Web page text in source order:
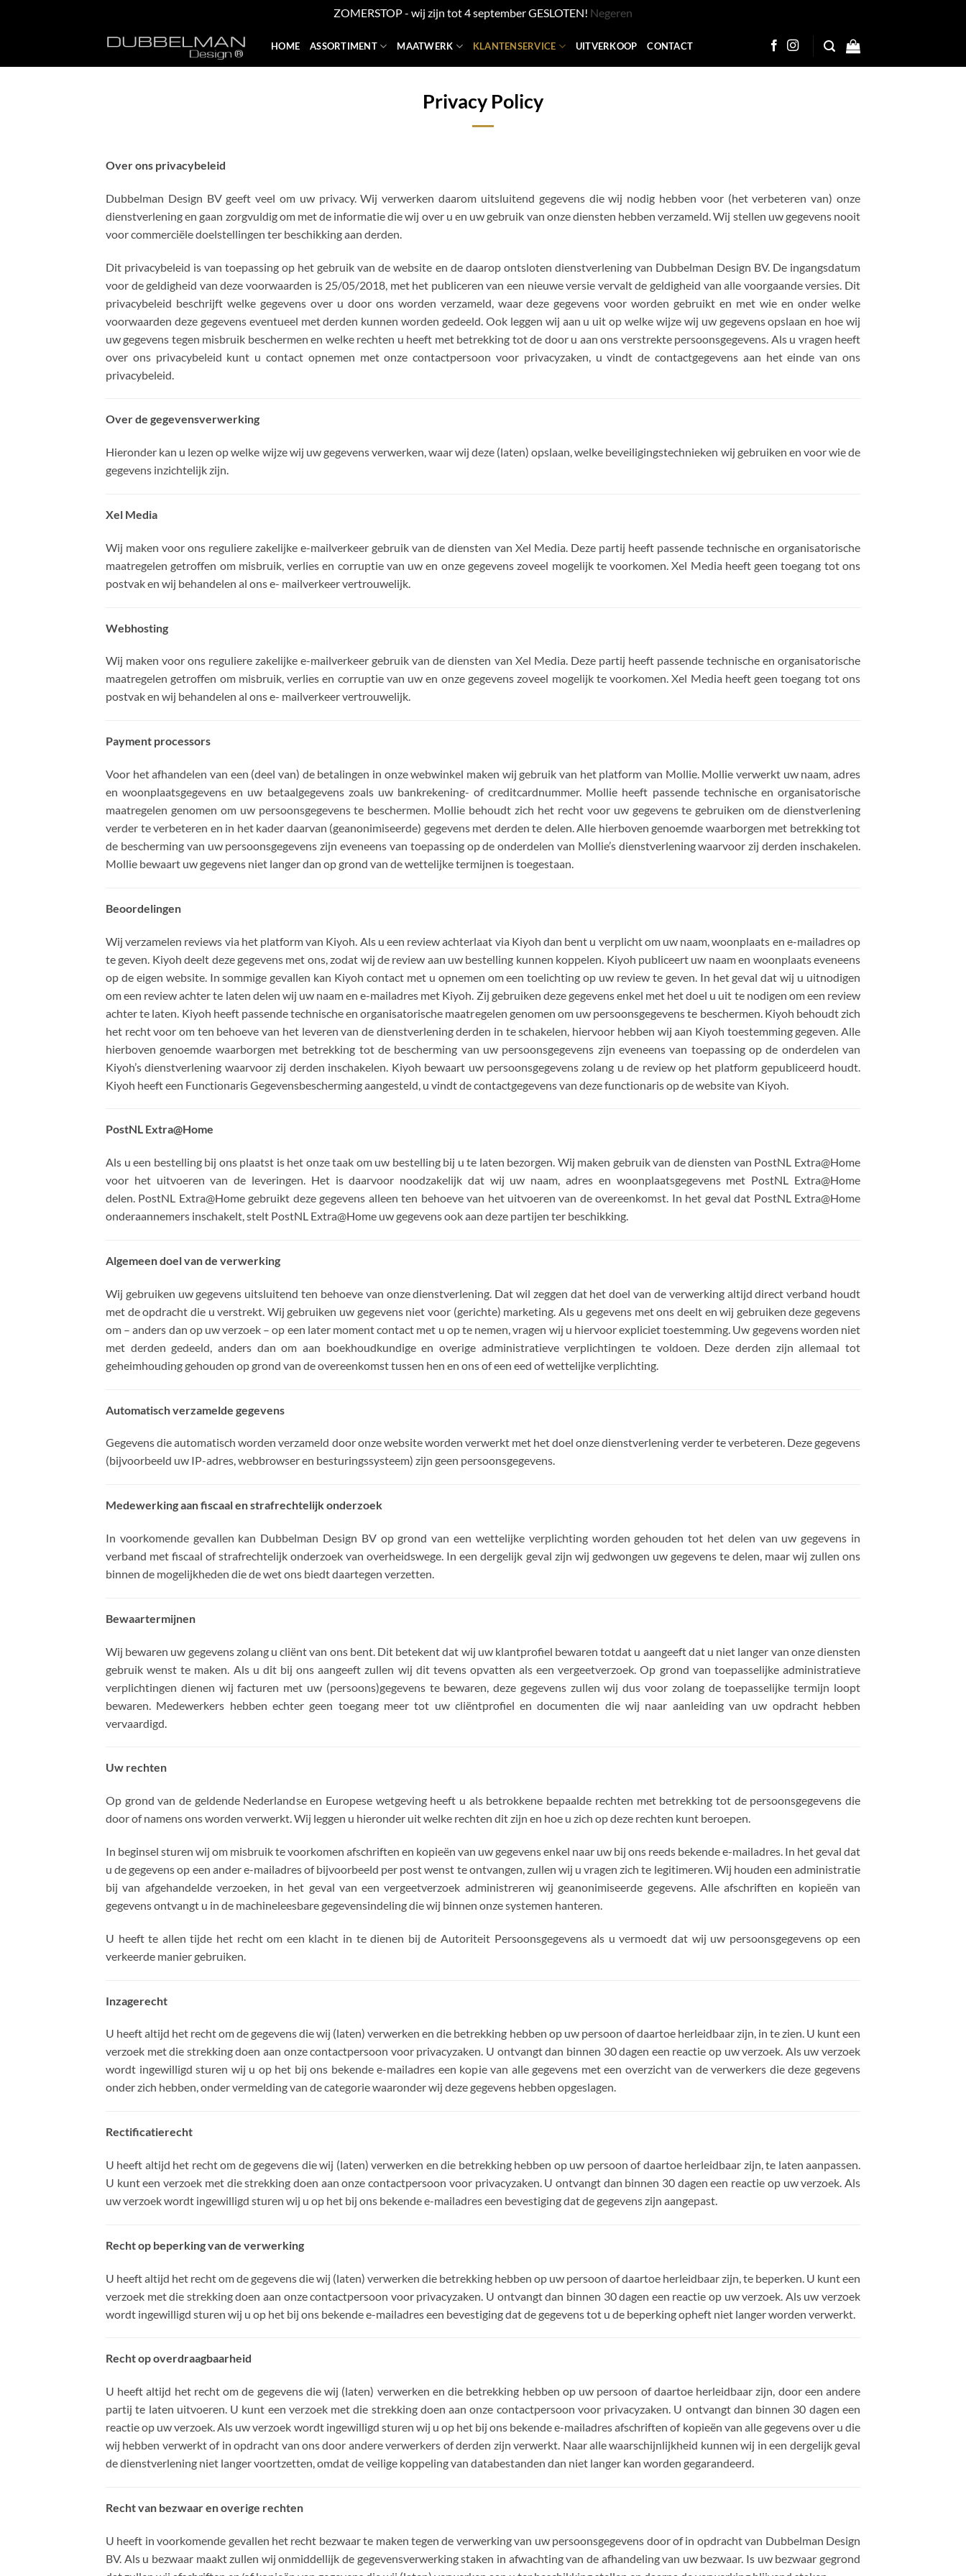
ZOMERSTOP - wij zijn tot 4 september GESLOTEN! Negeren
content
HOME ASSORTIMENT MAATWERK KLANTENSERVICE UITVERKOOP CONTACT
Privacy Policy
Over ons privacybeleid
Dubbelman Design BV geeft veel om uw privacy. Wij verwerken daarom uitsluitend gegevens die wij nodig hebben voor (het verbeteren van) onze
dienstverlening en gaan zorgvuldig om met de informatie die wij over u en uw gebruik van onze diensten hebben verzameld. Wij stellen uw gegevens nooit
voor commerciële doelstellingen ter beschikking aan derden.
Dit privacybeleid is van toepassing op het gebruik van de website en de daarop ontsloten dienstverlening van Dubbelman Design BV. De ingangsdatum
voor de geldigheid van deze voorwaarden is 25/05/2018, met het publiceren van een nieuwe versie vervalt de geldigheid van alle voorgaande versies. Dit
privacybeleid beschrijft welke gegevens over u door ons worden verzameld, waar deze gegevens voor worden gebruikt en met wie en onder welke
voorwaarden deze gegevens eventueel met derden kunnen worden gedeeld. Ook leggen wij aan u uit op welke wijze wij uw gegevens opslaan en hoe wij
uw gegevens tegen misbruik beschermen en welke rechten u heeft met betrekking tot de door u aan ons verstrekte persoonsgegevens. Als u vragen heeft
over ons privacybeleid kunt u contact opnemen met onze contactpersoon voor privacyzaken, u vindt de contactgegevens aan het einde van ons
privacybeleid.
Over de gegevensverwerking
Hieronder kan u lezen op welke wijze wij uw gegevens verwerken, waar wij deze (laten) opslaan, welke beveiligingstechnieken wij gebruiken en voor wie de
gegevens inzichtelijk zijn.
Xel Media
Wij maken voor ons reguliere zakelijke e-mailverkeer gebruik van de diensten van Xel Media. Deze partij heeft passende technische en organisatorische
maatregelen getroffen om misbruik, verlies en corruptie van uw en onze gegevens zoveel mogelijk te voorkomen. Xel Media heeft geen toegang tot ons
postvak en wij behandelen al ons e- mailverkeer vertrouwelijk.
Webhosting
Wij maken voor ons reguliere zakelijke e-mailverkeer gebruik van de diensten van Xel Media. Deze partij heeft passende technische en organisatorische
maatregelen getroffen om misbruik, verlies en corruptie van uw en onze gegevens zoveel mogelijk te voorkomen. Xel Media heeft geen toegang tot ons
postvak en wij behandelen al ons e- mailverkeer vertrouwelijk.
Payment processors
Voor het afhandelen van een (deel van) de betalingen in onze webwinkel maken wij gebruik van het platform van Mollie. Mollie verwerkt uw naam, adres
en woonplaatsgegevens en uw betaalgegevens zoals uw bankrekening- of creditcardnummer. Mollie heeft passende technische en organisatorische
maatregelen genomen om uw persoonsgegevens te beschermen. Mollie behoudt zich het recht voor uw gegevens te gebruiken om de dienstverlening
verder te verbeteren en in het kader daarvan (geanonimiseerde) gegevens met derden te delen. Alle hierboven genoemde waarborgen met betrekking tot
de bescherming van uw persoonsgegevens zijn eveneens van toepassing op de onderdelen van Mollie’s dienstverlening waarvoor zij derden inschakelen.
Mollie bewaart uw gegevens niet langer dan op grond van de wettelijke termijnen is toegestaan.
Beoordelingen
Wij verzamelen reviews via het platform van Kiyoh. Als u een review achterlaat via Kiyoh dan bent u verplicht om uw naam, woonplaats en e-mailadres op
te geven. Kiyoh deelt deze gegevens met ons, zodat wij de review aan uw bestelling kunnen koppelen. Kiyoh publiceert uw naam en woonplaats eveneens
op de eigen website. In sommige gevallen kan Kiyoh contact met u opnemen om een toelichting op uw review te geven. In het geval dat wij u uitnodigen
om een review achter te laten delen wij uw naam en e-mailadres met Kiyoh. Zij gebruiken deze gegevens enkel met het doel u uit te nodigen om een review
achter te laten. Kiyoh heeft passende technische en organisatorische maatregelen genomen om uw persoonsgegevens te beschermen. Kiyoh behoudt zich
het recht voor om ten behoeve van het leveren van de dienstverlening derden in te schakelen, hiervoor hebben wij aan Kiyoh toestemming gegeven. Alle
hierboven genoemde waarborgen met betrekking tot de bescherming van uw persoonsgegevens zijn eveneens van toepassing op de onderdelen van
Kiyoh’s dienstverlening waarvoor zij derden inschakelen. Kiyoh bewaart uw persoonsgegevens zolang u de review op het platform gepubliceerd houdt.
Kiyoh heeft een Functionaris Gegevensbescherming aangesteld, u vindt de contactgegevens van deze functionaris op de website van Kiyoh.
PostNL Extra@Home
Als u een bestelling bij ons plaatst is het onze taak om uw bestelling bij u te laten bezorgen. Wij maken gebruik van de diensten van PostNL Extra@Home
voor het uitvoeren van de leveringen. Het is daarvoor noodzakelijk dat wij uw naam, adres en woonplaatsgegevens met PostNL Extra@Home
delen. PostNL Extra@Home gebruikt deze gegevens alleen ten behoeve van het uitvoeren van de overeenkomst. In het geval dat PostNL Extra@Home
onderaannemers inschakelt, stelt PostNL Extra@Home uw gegevens ook aan deze partijen ter beschikking.
Algemeen doel van de verwerking
Wij gebruiken uw gegevens uitsluitend ten behoeve van onze dienstverlening. Dat wil zeggen dat het doel van de verwerking altijd direct verband houdt
met de opdracht die u verstrekt. Wij gebruiken uw gegevens niet voor (gerichte) marketing. Als u gegevens met ons deelt en wij gebruiken deze gegevens
om – anders dan op uw verzoek – op een later moment contact met u op te nemen, vragen wij u hiervoor expliciet toestemming. Uw gegevens worden niet
met derden gedeeld, anders dan om aan boekhoudkundige en overige administratieve verplichtingen te voldoen. Deze derden zijn allemaal tot
geheimhouding gehouden op grond van de overeenkomst tussen hen en ons of een eed of wettelijke verplichting.
Automatisch verzamelde gegevens
Gegevens die automatisch worden verzameld door onze website worden verwerkt met het doel onze dienstverlening verder te verbeteren. Deze gegevens
(bijvoorbeeld uw IP-adres, webbrowser en besturingssysteem) zijn geen persoonsgegevens.
Medewerking aan fiscaal en strafrechtelijk onderzoek
In voorkomende gevallen kan Dubbelman Design BV op grond van een wettelijke verplichting worden gehouden tot het delen van uw gegevens in
verband met fiscaal of strafrechtelijk onderzoek van overheidswege. In een dergelijk geval zijn wij gedwongen uw gegevens te delen, maar wij zullen ons
binnen de mogelijkheden die de wet ons biedt daartegen verzetten.
Bewaartermijnen
Wij bewaren uw gegevens zolang u cliënt van ons bent. Dit betekent dat wij uw klantprofiel bewaren totdat u aangeeft dat u niet langer van onze diensten
gebruik wenst te maken. Als u dit bij ons aangeeft zullen wij dit tevens opvatten als een vergeetverzoek. Op grond van toepasselijke administratieve
verplichtingen dienen wij facturen met uw (persoons)gegevens te bewaren, deze gegevens zullen wij dus voor zolang de toepasselijke termijn loopt
bewaren. Medewerkers hebben echter geen toegang meer tot uw cliëntprofiel en documenten die wij naar aanleiding van uw opdracht hebben
vervaardigd.
Uw rechten
Op grond van de geldende Nederlandse en Europese wetgeving heeft u als betrokkene bepaalde rechten met betrekking tot de persoonsgegevens die
door of namens ons worden verwerkt. Wij leggen u hieronder uit welke rechten dit zijn en hoe u zich op deze rechten kunt beroepen.
In beginsel sturen wij om misbruik te voorkomen afschriften en kopieën van uw gegevens enkel naar uw bij ons reeds bekende e-mailadres. In het geval dat
u de gegevens op een ander e-mailadres of bijvoorbeeld per post wenst te ontvangen, zullen wij u vragen zich te legitimeren. Wij houden een administratie
bij van afgehandelde verzoeken, in het geval van een vergeetverzoek administreren wij geanonimiseerde gegevens. Alle afschriften en kopieën van
gegevens ontvangt u in de machineleesbare gegevensindeling die wij binnen onze systemen hanteren.
U heeft te allen tijde het recht om een klacht in te dienen bij de Autoriteit Persoonsgegevens als u vermoedt dat wij uw persoonsgegevens op een
verkeerde manier gebruiken.
Inzagerecht
U heeft altijd het recht om de gegevens die wij (laten) verwerken en die betrekking hebben op uw persoon of daartoe herleidbaar zijn, in te zien. U kunt een
verzoek met die strekking doen aan onze contactpersoon voor privacyzaken. U ontvangt dan binnen 30 dagen een reactie op uw verzoek. Als uw verzoek
wordt ingewilligd sturen wij u op het bij ons bekende e-mailadres een kopie van alle gegevens met een overzicht van de verwerkers die deze gegevens
onder zich hebben, onder vermelding van de categorie waaronder wij deze gegevens hebben opgeslagen.
Rectificatierecht
U heeft altijd het recht om de gegevens die wij (laten) verwerken en die betrekking hebben op uw persoon of daartoe herleidbaar zijn, te laten aanpassen.
U kunt een verzoek met die strekking doen aan onze contactpersoon voor privacyzaken. U ontvangt dan binnen 30 dagen een reactie op uw verzoek. Als
uw verzoek wordt ingewilligd sturen wij u op het bij ons bekende e-mailadres een bevestiging dat de gegevens zijn aangepast.
Recht op beperking van de verwerking
U heeft altijd het recht om de gegevens die wij (laten) verwerken die betrekking hebben op uw persoon of daartoe herleidbaar zijn, te beperken. U kunt een
verzoek met die strekking doen aan onze contactpersoon voor privacyzaken. U ontvangt dan binnen 30 dagen een reactie op uw verzoek. Als uw verzoek
wordt ingewilligd sturen wij u op het bij ons bekende e-mailadres een bevestiging dat de gegevens tot u de beperking opheft niet langer worden verwerkt.
Recht op overdraagbaarheid
U heeft altijd het recht om de gegevens die wij (laten) verwerken en die betrekking hebben op uw persoon of daartoe herleidbaar zijn, door een andere
partij te laten uitvoeren. U kunt een verzoek met die strekking doen aan onze contactpersoon voor privacyzaken. U ontvangt dan binnen 30 dagen een
reactie op uw verzoek. Als uw verzoek wordt ingewilligd sturen wij u op het bij ons bekende e-mailadres afschriften of kopieën van alle gegevens over u die
wij hebben verwerkt of in opdracht van ons door andere verwerkers of derden zijn verwerkt. Naar alle waarschijnlijkheid kunnen wij in een dergelijk geval
de dienstverlening niet langer voortzetten, omdat de veilige koppeling van databestanden dan niet langer kan worden gegarandeerd.
Recht van bezwaar en overige rechten
U heeft in voorkomende gevallen het recht bezwaar te maken tegen de verwerking van uw persoonsgegevens door of in opdracht van Dubbelman Design
BV. Als u bezwaar maakt zullen wij onmiddellijk de gegevensverwerking staken in afwachting van de afhandeling van uw bezwaar. Is uw bezwaar gegrond